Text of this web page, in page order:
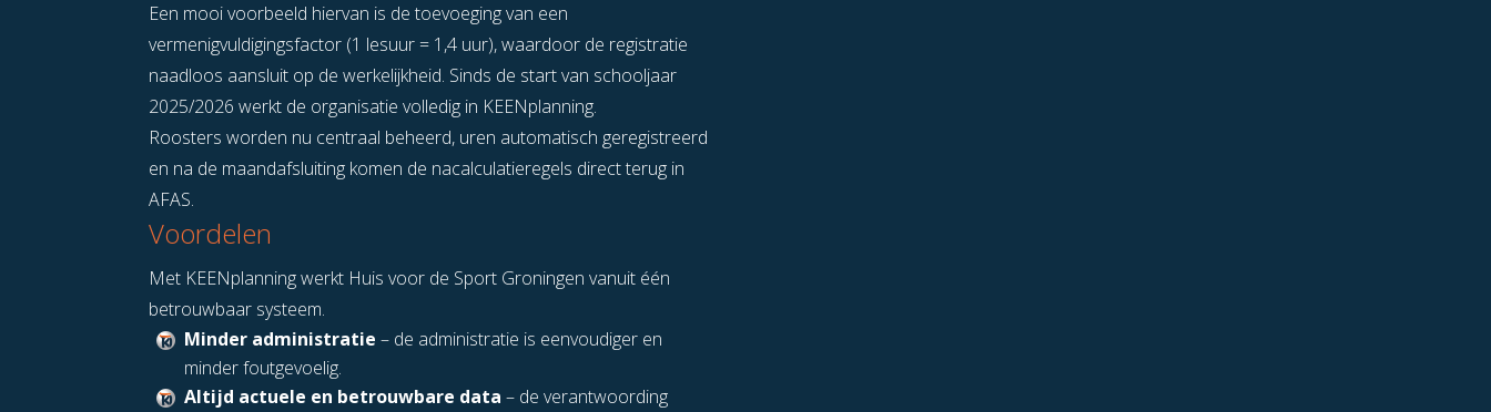
Een mooi voorbeeld hiervan is de toevoeging van een
vermenigvuldigingsfactor (1 lesuur = 1,4 uur), waardoor de registratie
naadloos aansluit op de werkelijkheid. Sinds de start van schooljaar
2025/2026 werkt de organisatie volledig in KEENplanning.
Roosters worden nu centraal beheerd, uren automatisch geregistreerd
en na de maandafsluiting komen de nacalculatieregels direct terug in
AFAS.
Voordelen
Met KEENplanning werkt Huis voor de Sport Groningen vanuit één
betrouwbaar systeem.
Minder administratie – de administratie is eenvoudiger en
minder foutgevoelig.
Altijd actuele en betrouwbare data – de verantwoording